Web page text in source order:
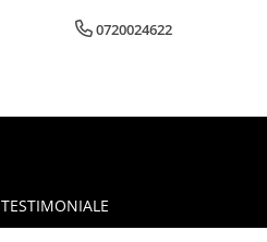
0720024622
TESTIMONIALE